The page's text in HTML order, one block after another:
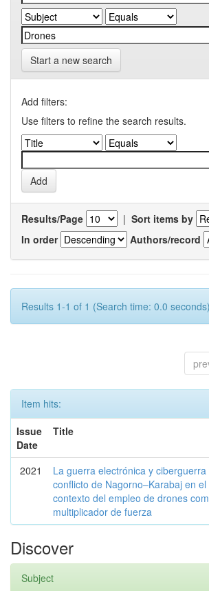
Start a new search
Add filters:
Use filters to refine the search results.
Results/Page | Sort items by
In order
Authors/record
Results 1-1 of 1 (Search time: 0.0
Item hits:
Issue
Date
Title
2021
La guerra electrónica y ciberguerra
conflicto de Nagorno–Karabaj en el
contexto del empleo de drones
multiplicador de fuerza
Discover
Subject